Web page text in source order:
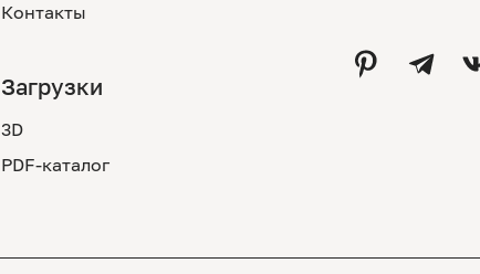
Контакты
Загрузки
3D
PDF-каталог